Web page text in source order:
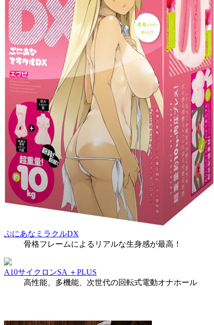
ぷにあなミラクルDX
骨格フレームによるリアルな生身感が最高！
A10サイクロンSA ＋PLUS
高性能、多機能、次世代の回転式電動オナホール